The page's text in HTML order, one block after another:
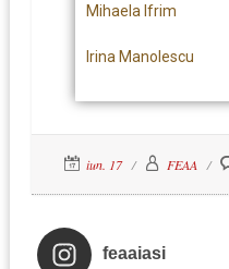
Mihaela Ifrim
Irina Manolescu
iun. 17 FEAA
feaaiasi